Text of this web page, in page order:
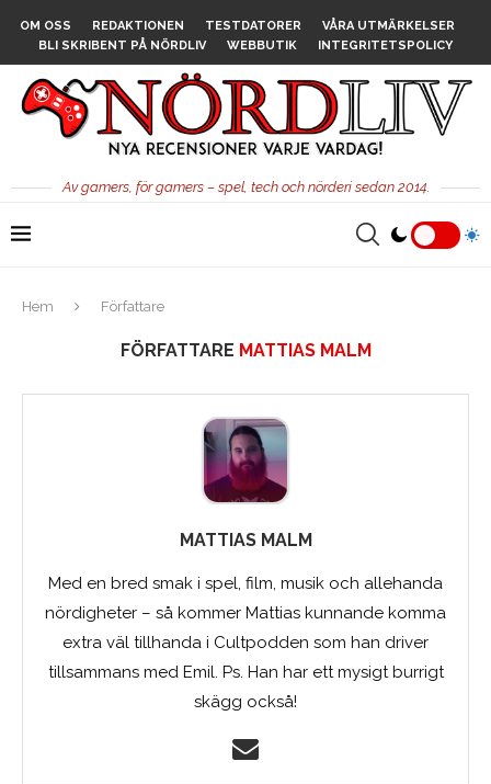
OM OSS REDAKTIONEN TESTDATORER
VÅRA UTMÄRKELSER
BLI SKRIBENT PÅ NÖRDLIV
WEBBUTIK INTEGRITETSPOLICY
Av gamers, för gamers – spel, tech och nörderi sedan 2014.
Hem Författare
FÖRFATTARE MATTIAS MALM
MATTIAS MALM
Med en bred smak i spel, film, musik och allehanda
nördigheter – så kommer Mattias kunnande komma
extra väl tillhanda i Cultpodden som han driver
tillsammans med Emil. Ps. Han har ett mysigt burrigt
skägg också!